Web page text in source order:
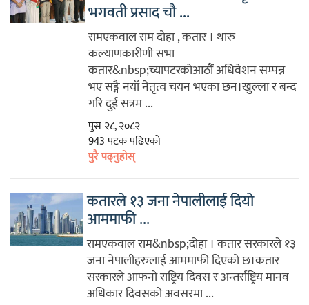
भगवती प्रसाद चौ ...
रामएकवाल राम दोहा , कतार । थारु
कल्याणकारीणी सभा
कतार&nbsp;च्यापटरकोआठौं अधिवेशन सम्पन्न
भए सङ्गै नयाँ नेतृत्व चयन भएका छन।खुल्ला र बन्द
गरि दुई सत्रम ...
पुस २८, २०८२
943 पटक पढिएको
पुरै पढ्नुहोस्
कतारले १३ जना नेपालीलाई दियो
आममाफी ...
रामएकवाल राम&nbsp;दोहा । कतार सरकारले १३
जना नेपालीहरुलाई आममाफी दिएको छ।कतार
सरकारले आफनो राष्ट्रिय दिवस र अन्तर्राष्ट्रिय मानव
अधिकार दिवसको अवसरमा ...